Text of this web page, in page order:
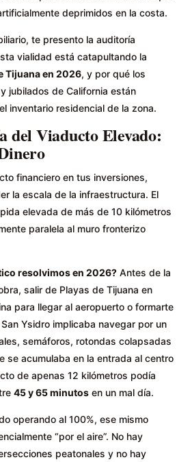
deprimidos en la costa.
te presento la auditoría
vialidad está catapultando la
Tijuana en 2026, y por qué los
jubilados de California están
inventario residencial de la zona.
del Viaducto Elevado:
financiero en tus inversiones,
la escala de la infraestructura. El
elevada de más de 10 kilómetros
paralela al muro fronterizo
resolvimos en 2026? Antes de la
salir de Playas de Tijuana en
para llegar al aeropuerto o formarte
San Ysidro implicaba navegar por un
semáforos, rotondas colapsadas
se acumulaba en la entrada al centro
de apenas 12 kilómetros podía
45 y 65 minutos en un mal día.
operando al 100%, ese mismo
“por el aire”. No hay
peatonales y no hay